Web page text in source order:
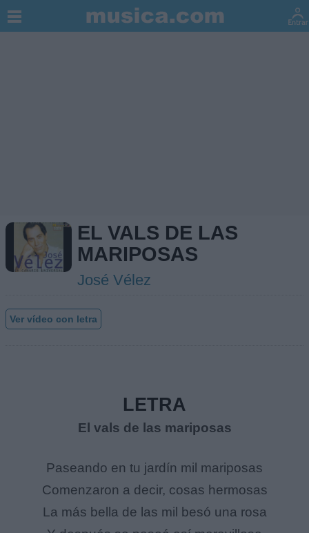
EL VALS DE LAS
MARIPOSAS
José Vélez
Ver vídeo con letra
LETRA
El vals de las mariposas
Paseando en tu jardín mil mariposas
Comenzaron a decir, cosas hermosas
La más bella de las mil besó una rosa